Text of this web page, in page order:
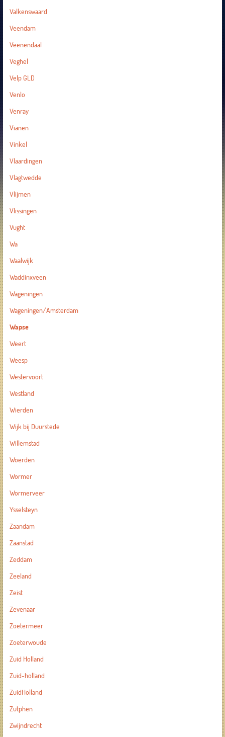
Valkenswaard
Veendam
Veenendaal
Veghel
Velp GLD
Venlo
Venray
Vianen
Vinkel
Vlaardingen
Vlagtwedde
Vlijmen
Vlissingen
Vught
Wa
Waalwijk
Waddinxveen
Wageningen
Wageningen/Amsterdam
Wapse
Weert
Weesp
Westervoort
Westland
Wierden
Wijk bij Duurstede
Willemstad
Woerden
Wormer
Wormerveer
Ysselsteyn
Zaandam
Zaanstad
Zeddam
Zeeland
Zeist
Zevenaar
Zoetermeer
Zoeterwoude
Zuid Holland
Zuid-holland
ZuidHolland
Zutphen
Zwijndrecht